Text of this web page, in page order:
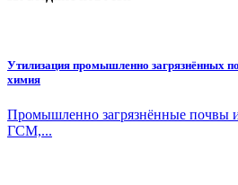
Утилизация промышленно загрязнённых
химия
Промышленно загрязнённые почвы
ГСМ,...